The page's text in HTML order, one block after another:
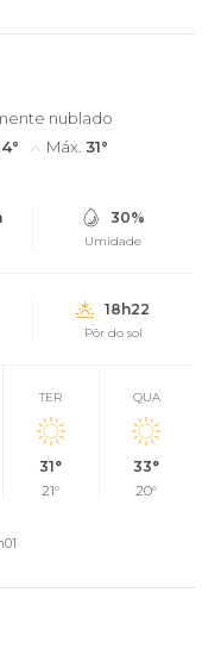
nublado
Máx. 31°
30%
Umidade
18h22
Pôr do sol
TER
31°
21°
QUA
33°
20°